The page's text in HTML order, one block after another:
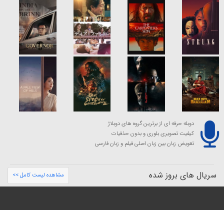
دوبله حرفه ای از برترین گروه های دوبلاژ
کیفیت تصویری بلوری و بدون حذفیات
تعویض زبان بین زبان اصلی فیلم و زبان فارسی
سریال های بروز شده مشاهده لیست کامل >>